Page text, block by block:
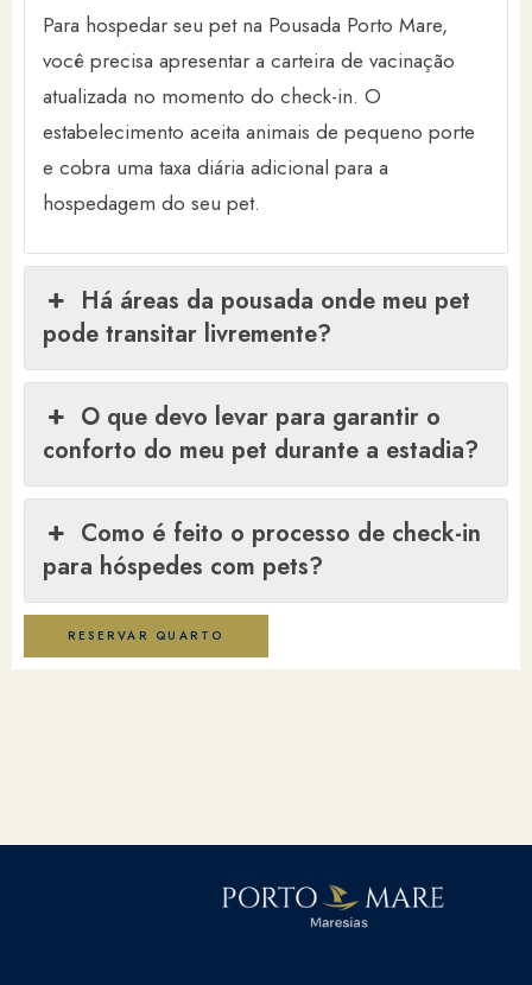
Para hospedar seu pet na Pousada Porto Mare,
você precisa apresentar a carteira de vacinação
atualizada no momento do check-in. O
estabelecimento aceita animais de pequeno porte
e cobra uma taxa diária adicional para a
hospedagem do seu pet.
Há áreas da pousada onde meu pet
pode transitar livremente?
O que devo levar para garantir o
conforto do meu pet durante a estadia?
Como é feito o processo de check-in
para hóspedes com pets?
RESERVAR QUARTO